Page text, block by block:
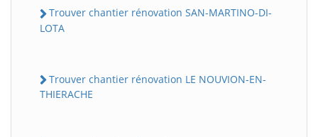
Trouver chantier rénovation SAN-MARTINO-DI-
LOTA
Trouver chantier rénovation LE NOUVION-EN-
THIERACHE